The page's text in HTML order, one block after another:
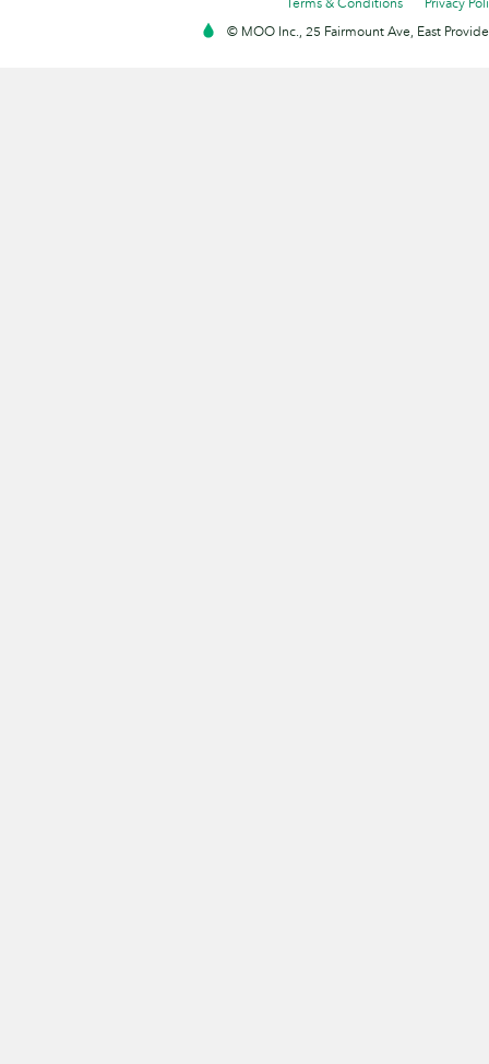
© MOO Inc., 25 Fairmount Ave, East